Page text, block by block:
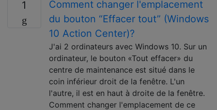
1
Comment changer l'emplacement
du bouton “Effacer tout” (Windows
10 Action Center)?
J'ai 2 ordinateurs avec Windows 10. Sur un
ordinateur, le bouton «Tout effacer» du
centre de maintenance est situé dans le
coin inférieur droit de la fenêtre. L'un
l'autre, il est en haut à droite de la fenêtre.
Comment changer l'emplacement de ce